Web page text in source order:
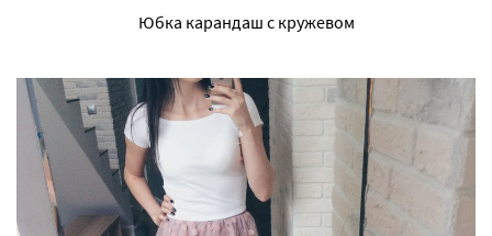
Юбка карандаш с кружевом